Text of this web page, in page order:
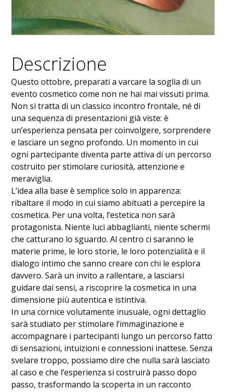
Descrizione
Questo ottobre, preparati a varcare la soglia di un
evento cosmetico come non ne hai mai vissuti prima.
Non si tratta di un classico incontro frontale, né di
una sequenza di presentazioni già viste: è
un’esperienza pensata per coinvolgere, sorprendere
e lasciare un segno profondo. Un momento in cui
ogni partecipante diventa parte attiva di un percorso
costruito per stimolare curiosità, attenzione e
meraviglia.
L’idea alla base è semplice solo in apparenza:
ribaltare il modo in cui siamo abituati a percepire la
cosmetica. Per una volta, l’estetica non sarà
protagonista. Niente luci abbaglianti, niente schermi
che catturano lo sguardo. Al centro ci saranno le
materie prime, le loro storie, le loro potenzialità e il
dialogo intimo che sanno creare con chi le esplora
davvero. Sarà un invito a rallentare, a lasciarsi
guidare dai sensi, a riscoprire la cosmetica in una
dimensione più autentica e istintiva.
In una cornice volutamente inusuale, ogni dettaglio
sarà studiato per stimolare l’immaginazione e
accompagnare i partecipanti lungo un percorso fatto
di sensazioni, intuizioni e connessioni inattese. Senza
svelare troppo, possiamo dire che nulla sarà lasciato
al caso e che l’esperienza si costruirà passo dopo
passo, trasformando la scoperta in un racconto